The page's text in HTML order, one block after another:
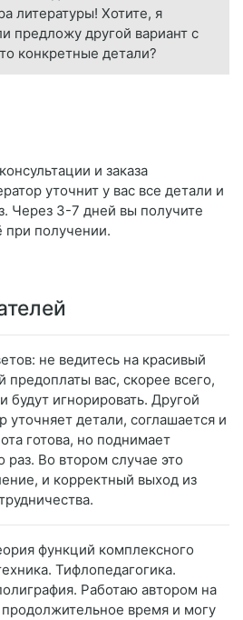
литературы! Хотите, я
предложу другой вариант с
конкретные детали?
и заказа
уточнит у вас все детали и
Через 3-7 дней вы получите
при получении.
не ведитесь на красивый
предоплаты вас, скорее всего,
будут игнорировать. Другой
уточняет детали, соглашается и
готова, но поднимает
раз. Во втором случае это
и корректный выход из
функций комплексного
Тифлопедагогика.
Работаю автором на
время и могу